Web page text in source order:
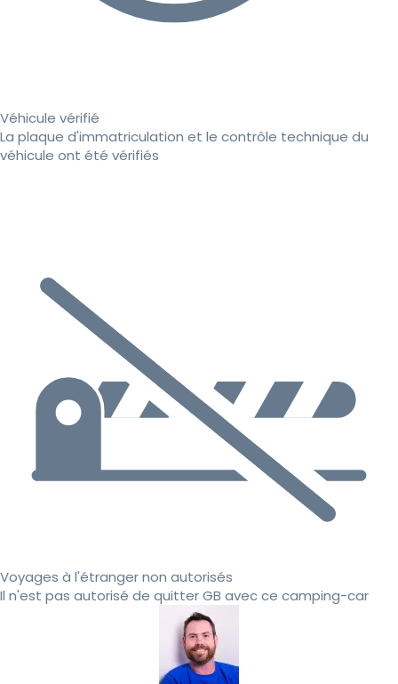
Véhicule vérifié
La plaque d'immatriculation et le contrôle technique du
véhicule ont été vérifiés
Voyages à l'étranger non autorisés
Il n'est pas autorisé de quitter GB avec ce camping-car